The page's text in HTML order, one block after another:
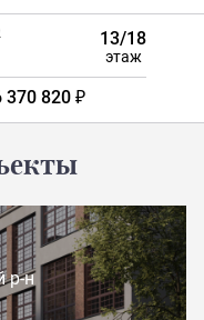
13/18
этаж
370 820 ₽
р-н